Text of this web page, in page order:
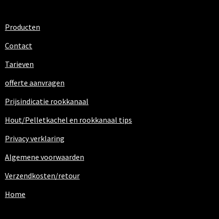
Producten
Contact
Tarieven
offerte aanvragen
Prijsindicatie rookkanaal
Hout/Pelletkachel en rookkanaal tips
Privacy verklaring
Algemene voorwaarden
Verzendkosten/retour
Home